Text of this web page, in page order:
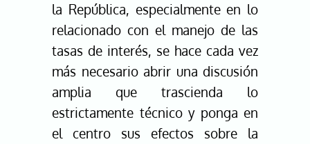
la República, especialmente en lo
relacionado con el manejo de las
tasas de interés, se hace cada vez
más necesario abrir una discusión
amplia que trascienda lo
estrictamente técnico y ponga en
el centro sus efectos sobre la